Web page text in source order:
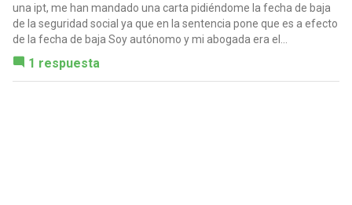
una ipt, me han mandado una carta pidiéndome la fecha de baja
de la seguridad social ya que en la sentencia pone que es a efecto
de la fecha de baja Soy autónomo y mi abogada era el...
1 respuesta